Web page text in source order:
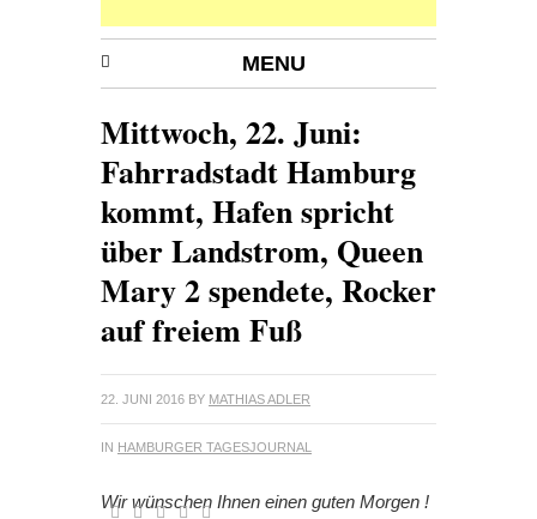
MENU
Mittwoch, 22. Juni:
Fahrradstadt Hamburg
kommt, Hafen spricht
über Landstrom, Queen
Mary 2 spendete, Rocker
auf freiem Fuß
22. JUNI 2016 BY MATHIAS ADLER
IN HAMBURGER TAGESJOURNAL
Wir wünschen Ihnen einen guten Morgen !